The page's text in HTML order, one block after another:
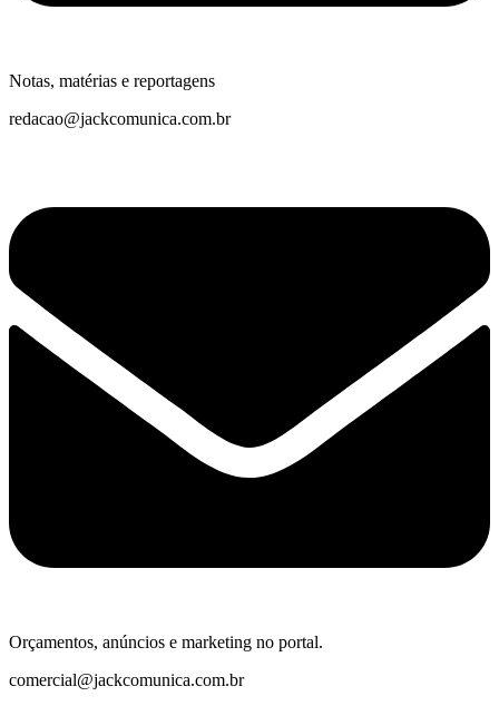
Notas, matérias e reportagens
redacao@jackcomunica.com.br
Orçamentos, anúncios e marketing no portal.
comercial@jackcomunica.com.br